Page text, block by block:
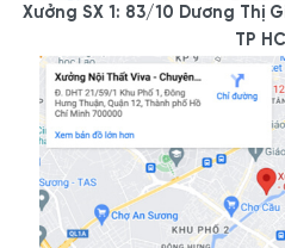
Xưởng SX 1: 83/10 Dương Thị
TP